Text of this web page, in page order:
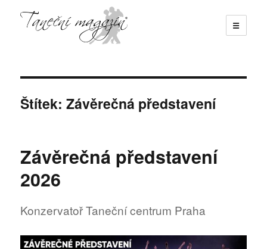
☰
Štítek:Závěrečná představení
Závěrečná představení
2026
Konzervatoř Taneční centrum Praha